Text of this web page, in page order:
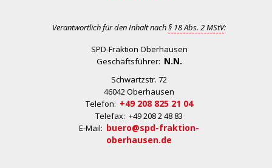
Verantwortlich für den Inhalt nach§ 18 Abs. 2 MStV:
SPD-Fraktion Oberhausen
Geschäftsführer: N.N.
Schwartzstr. 72
46042 Oberhausen
Telefon: +49 208 825 21 04
Telefax: +49 208 2 48 83
E-Mail: buero@spd-fraktion-
oberhausen.de